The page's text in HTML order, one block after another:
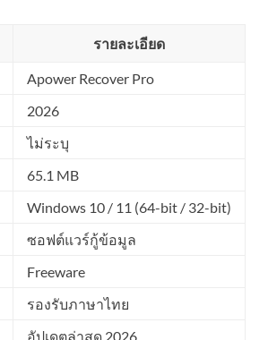
รายละเอียด
Apower Recover Pro
2026
ไม่ระบุ
65.1 MB
Windows 10 / 11 (64-bit / 32-bit)
ซอฟต์แวร์กู้ข้อมูล
Freeware
รองรับภาษาไทย
อัปเดตล่าสุด 2026